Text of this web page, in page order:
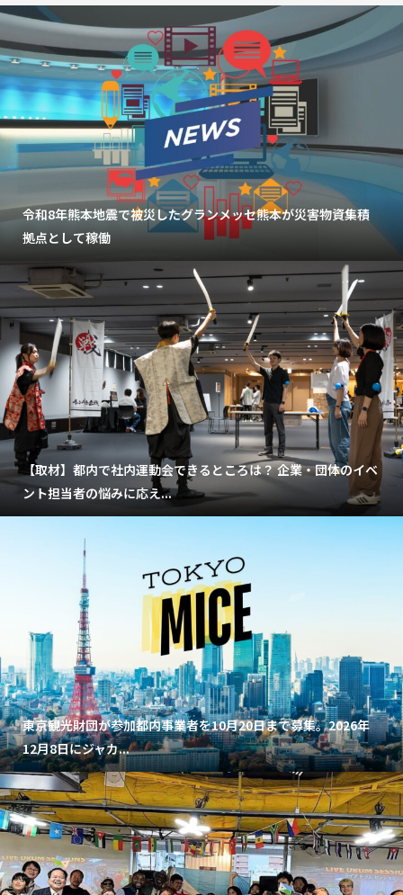
令和8年熊本地震で被災したグランメッセ熊本が災害物資集積
拠点として稼働
【取材】都内で社内運動会できるところは？ 企業・団体のイベ
ント担当者の悩みに応え...
東京観光財団が参加都内事業者を10月20日まで募集。2026年
12月8日にジャカ...